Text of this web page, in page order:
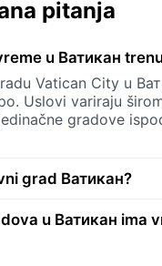
pitanja
u Ватикан
Vatican City u
Uslovi variraju
gradove
grad Ватикан?
u Ватикан ima